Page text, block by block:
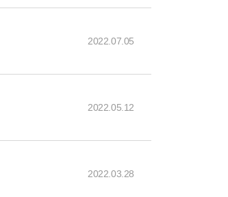
2022.07.05
2022.05.12
2022.03.28